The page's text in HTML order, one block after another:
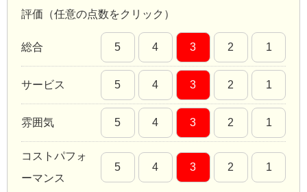
評価（任意の点数をクリック）
総合 5 4 3 2 1
サービス 5 4 3 2 1
雰囲気 5 4 3 2 1
コストパフォ
ーマンス
5 4 3 2 1